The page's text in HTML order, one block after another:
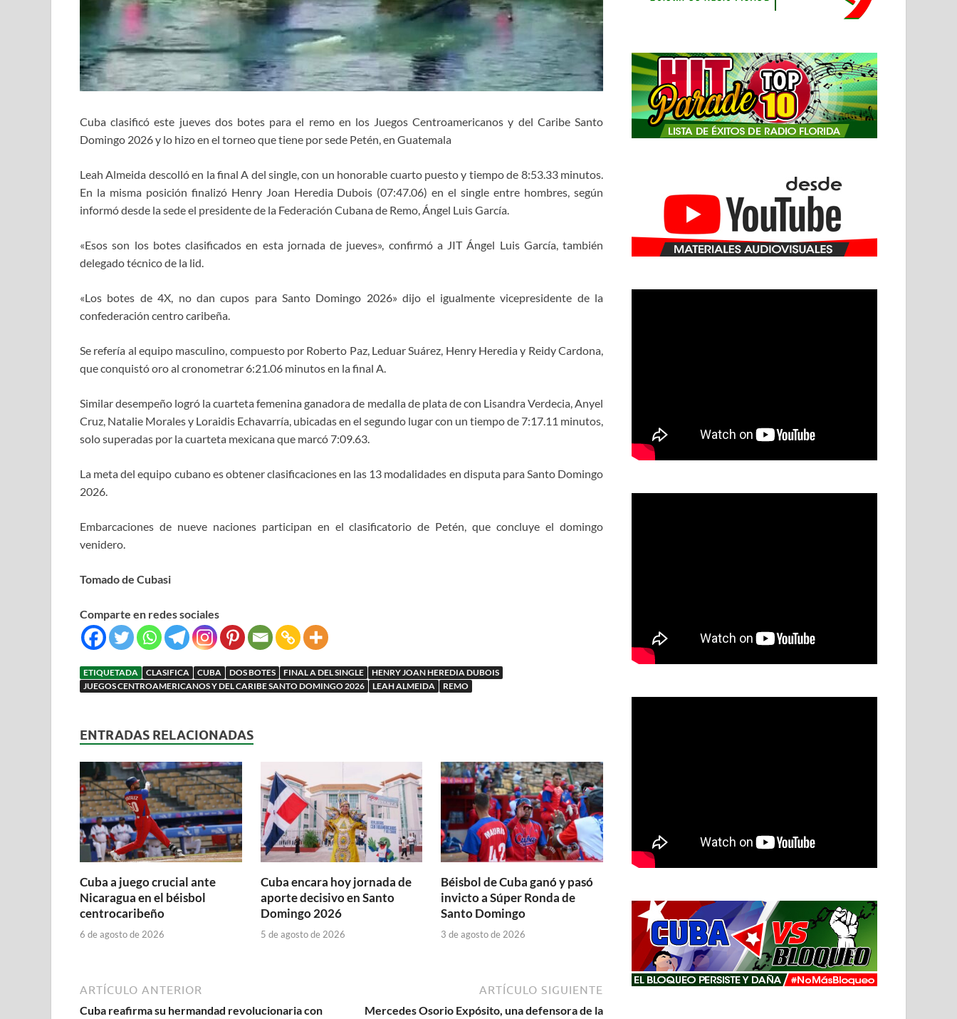
Cuba clasificó este jueves dos botes para el remo en los Juegos Centroamericanos y del Caribe Santo
Domingo 2026 y lo hizo en el torneo que tiene por sede Petén, en Guatemala
Leah Almeida descolló en la final A del single, con un honorable cuarto puesto y tiempo de 8:53.33 minutos.
En la misma posición finalizó Henry Joan Heredia Dubois (07:47.06) en el single entre hombres, según
informó desde la sede el presidente de la Federación Cubana de Remo, Ángel Luis García.
«Esos son los botes clasificados en esta jornada de jueves», confirmó a JIT Ángel Luis García, también
delegado técnico de la lid.
«Los botes de 4X, no dan cupos para Santo Domingo 2026» dijo el igualmente vicepresidente de la
confederación centro caribeña.
Se refería al equipo masculino, compuesto por Roberto Paz, Leduar Suárez, Henry Heredia y Reidy Cardona,
que conquistó oro al cronometrar 6:21.06 minutos en la final A.
Similar desempeño logró la cuarteta femenina ganadora de medalla de plata de con Lisandra Verdecia, Anyel
Cruz, Natalie Morales y Loraidis Echavarría, ubicadas en el segundo lugar con un tiempo de 7:17.11 minutos,
solo superadas por la cuarteta mexicana que marcó 7:09.63.
La meta del equipo cubano es obtener clasificaciones en las 13 modalidades en disputa para Santo Domingo
2026.
Embarcaciones de nueve naciones participan en el clasificatorio de Petén, que concluye el domingo
venidero.
Tomado de Cubasi
Comparte en redes sociales
ETIQUETADA CLASIFICA CUBA DOS BOTES FINAL A DEL SINGLE
HENRY JOAN HEREDIA DUBOIS
JUEGOS CENTROAMERICANOS Y DEL CARIBE SANTO DOMINGO 2026
LEAH ALMEIDA REMO
ENTRADAS RELACIONADAS
Cuba a juego crucial ante
Nicaragua en el béisbol
centrocaribeño
6 de agosto de 2026
Cuba encara hoy jornada de
aporte decisivo en Santo
Domingo 2026
5 de agosto de 2026
Béisbol de Cuba ganó y pasó
invicto a Súper Ronda de
Santo Domingo
3 de agosto de 2026
ARTÍCULO ANTERIOR
Cuba reafirma su hermandad revolucionaria con
ARTÍCULO SIGUIENTE
Mercedes Osorio Expósito, una defensora de la